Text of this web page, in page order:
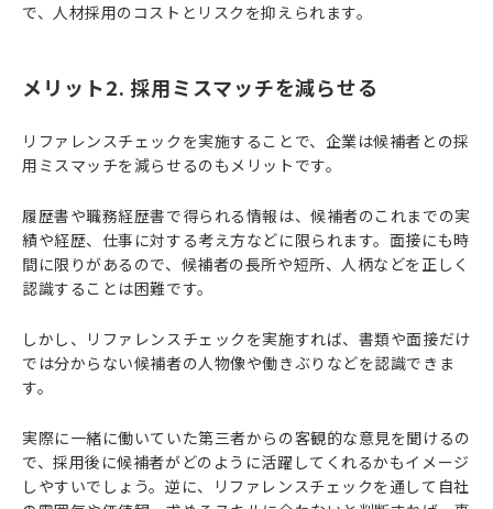
で、人材採用のコストとリスクを抑えられます。
メリット2. 採用ミスマッチを減らせる
リファレンスチェックを実施することで、企業は候補者との採
用ミスマッチを減らせるのもメリットです。
履歴書や職務経歴書で得られる情報は、候補者のこれまでの実
績や経歴、仕事に対する考え方などに限られます。面接にも時
間に限りがあるので、候補者の長所や短所、人柄などを正しく
認識することは困難です。
しかし、リファレンスチェックを実施すれば、書類や面接だけ
では分からない候補者の人物像や働きぶりなどを認識できま
す。
実際に一緒に働いていた第三者からの客観的な意見を聞けるの
で、採用後に候補者がどのように活躍してくれるかもイメージ
しやすいでしょう。逆に、リファレンスチェックを通して自社